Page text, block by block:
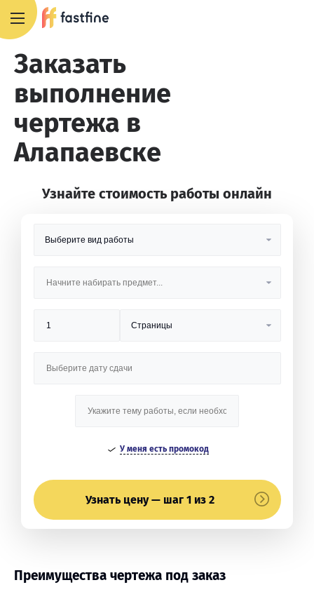
Заказать
выполнение
чертежа в
Алапаевске
Узнайте стоимость работы онлайн
У меня есть промокод
Узнать цену — шаг 1 из 2
Преимущества чертежа под заказ